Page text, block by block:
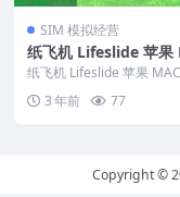
SIM 模拟经营
纸飞机 Lifeslide 苹果
电脑游戏 原生中文版
纸飞机 Lifeslide 苹果
3 年前 77
Copyright ©